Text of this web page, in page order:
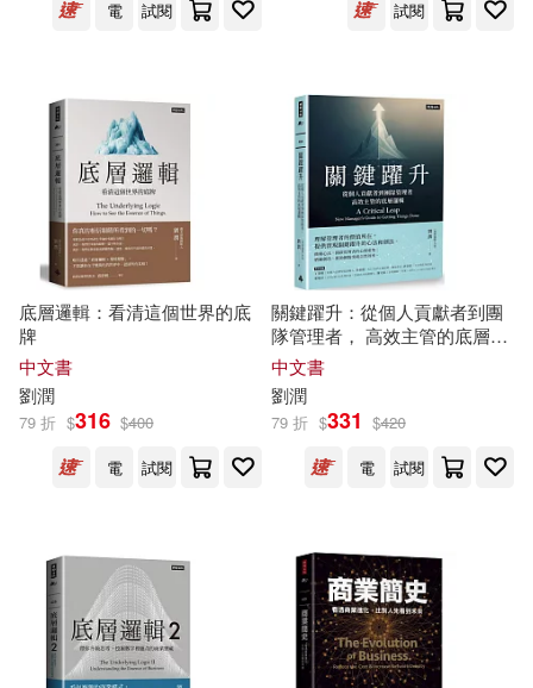
劉潤強，柏連陽，張裕平(1)
劉潤恩(1) 劉潤明（主編）(1)
劉潤東(1)
劉潤東等（主編）(1)
劉潤森(1) 劉潤清 崔剛(1)
劉潤清 文旭 編著(1)
劉潤清 等主編(1)
北京體育大學出版社(2)
寶鼎(2)
沐燁文化(2)
漫遊者文化(2)
電子工業出版社(2)
首都經濟貿易大學出版社(2)
範圍
-
電
試閱
試閱
底層邏輯：看清這個世界的底
牌
中文書
劉潤
79 折 $316 $400
電
試閱
關鍵躍升：從個人貢獻者到團
隊管理者， 高效主管的底層邏
輯
中文書
劉潤
79 折 $331 $420
電
試閱